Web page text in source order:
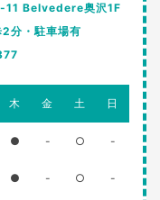
Belvedere奥沢1F
分・駐車場有
木 金 土 日
● - ○ -
● - ○ -